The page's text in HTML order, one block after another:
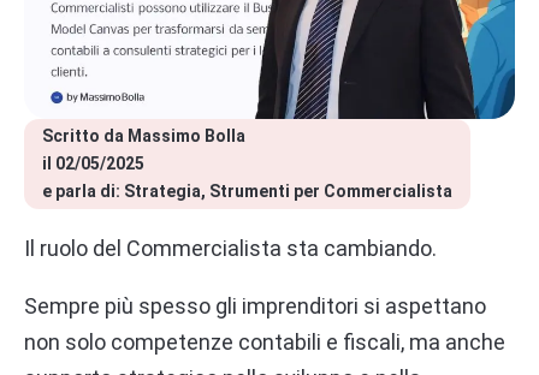
Scritto da Massimo Bolla
il 02/05/2025
e parla di: Strategia Strumenti per Commercialista
Il ruolo del Commercialista sta cambiando.
Sempre più spesso gli imprenditori si aspettano
non solo competenze contabili e fiscali, ma anche